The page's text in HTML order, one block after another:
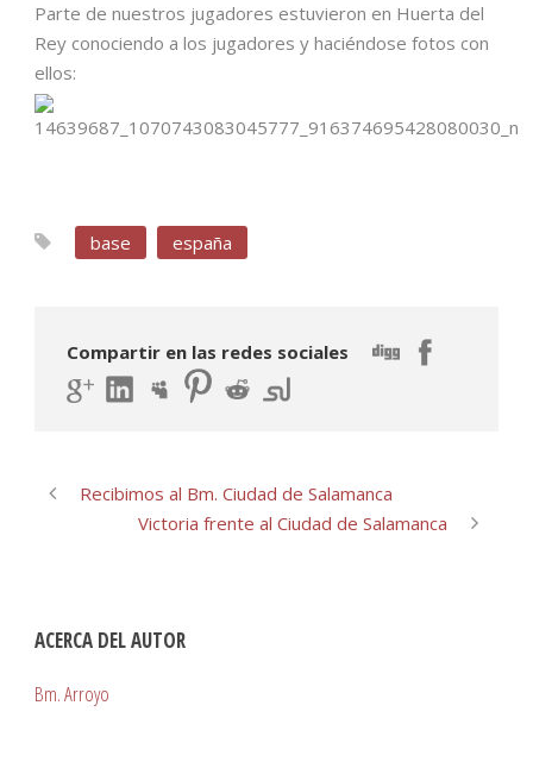
Parte de nuestros jugadores estuvieron en Huerta del
Rey conociendo a los jugadores y haciéndose fotos con
ellos:
base españa
Compartir en las redes sociales
Recibimos al Bm. Ciudad de Salamanca
Victoria frente al Ciudad de Salamanca
ACERCA DEL AUTOR
Bm. Arroyo